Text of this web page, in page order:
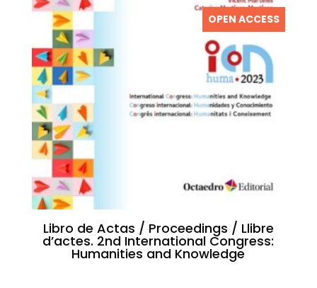
OPEN ACCESS
Libro de Actas / Proceedings / Llibre
d’actes. 2nd International Congress:
Humanities and Knowledge